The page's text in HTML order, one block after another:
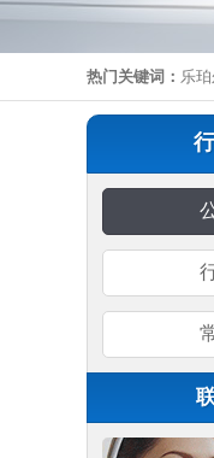
热门关键词： 乐